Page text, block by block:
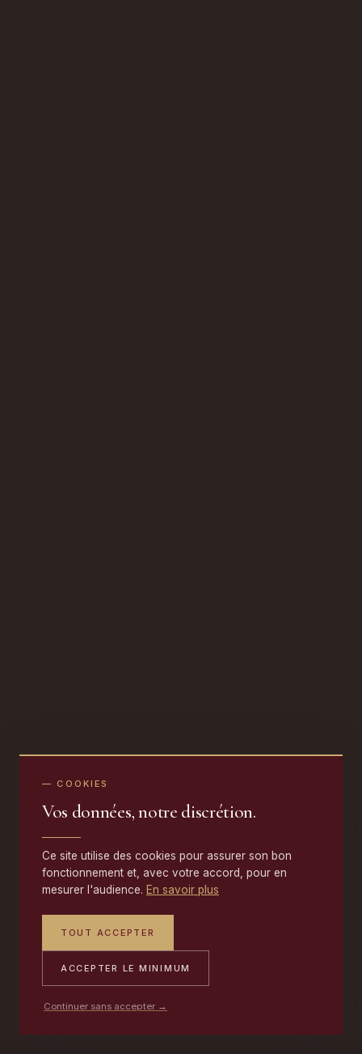
— COOKIES
Vos données, notre discrétion.
Ce site utilise des cookies pour assurer son bon
fonctionnement et, avec votre accord, pour en
mesurer l'audience. En savoir plus
TOUT ACCEPTER
ACCEPTER LE MINIMUM
Continuer sans accepter →